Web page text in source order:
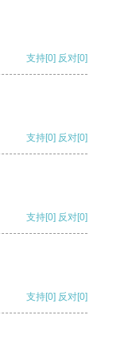
支持[0] 反对[0]
支持[0] 反对[0]
支持[0] 反对[0]
支持[0] 反对[0]